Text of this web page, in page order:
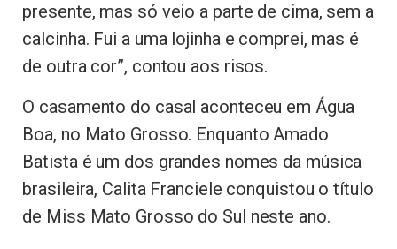
presente, mas só veio a parte de cima, sem a
calcinha. Fui a uma lojinha e comprei, mas é
de outra cor”, contou aos risos.
O casamento do casal aconteceu em Água
Boa, no Mato Grosso. Enquanto Amado
Batista é um dos grandes nomes da música
brasileira, Calita Franciele conquistou o título
de Miss Mato Grosso do Sul neste ano.